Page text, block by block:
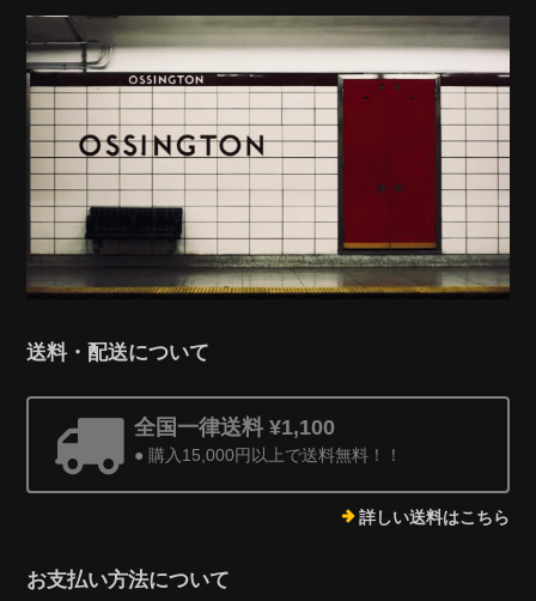
送料・配送について
全国一律送料 ¥1,100
● 購入15,000円以上で送料無料！！
詳しい送料はこちら
お支払い方法について